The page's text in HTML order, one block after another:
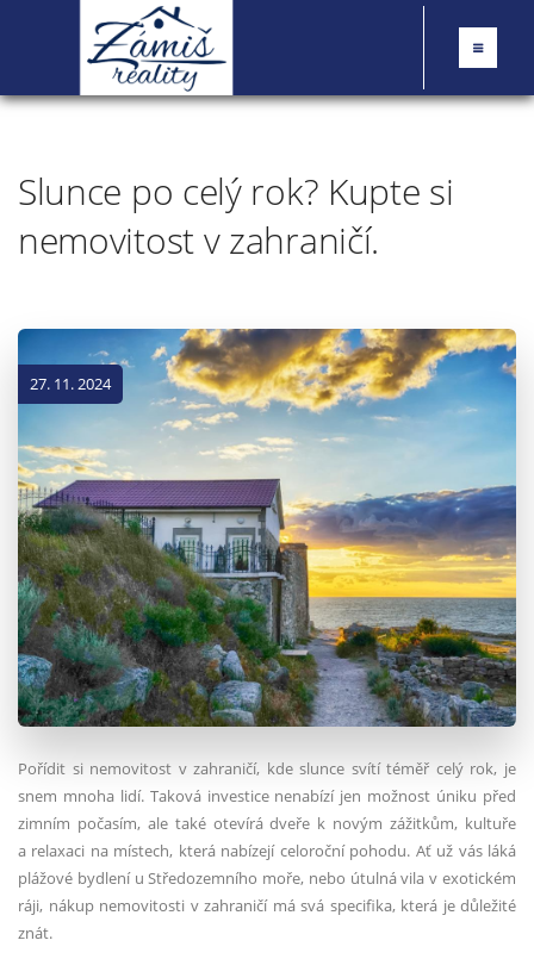
Slunce po celý rok? Kupte si
nemovitost v zahraničí.
27. 11. 2024
Pořídit si nemovitost v zahraničí, kde slunce svítí téměř celý rok, je
snem mnoha lidí. Taková investice nenabízí jen možnost úniku před
zimním počasím, ale také otevírá dveře k novým zážitkům, kultuře
a relaxaci na místech, která nabízejí celoroční pohodu. Ať už vás láká
plážové bydlení u Středozemního moře, nebo útulná vila v exotickém
ráji, nákup nemovitosti v zahraničí má svá specifika, která je důležité
znát.